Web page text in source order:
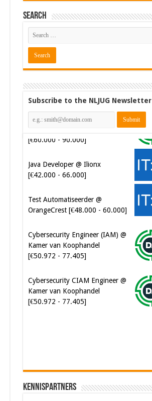
Search
Subscribe to the NLJUG Newsletter
Java Developer @ Ilionx
Test Automatiseerder @
Cybersecurity Engineer (IAM) @
[€50.972 - 77.405]
Cybersecurity CIAM Engineer @
[€50.972 - 77.405]
Software Architect @ Ilionx
Kennispartners